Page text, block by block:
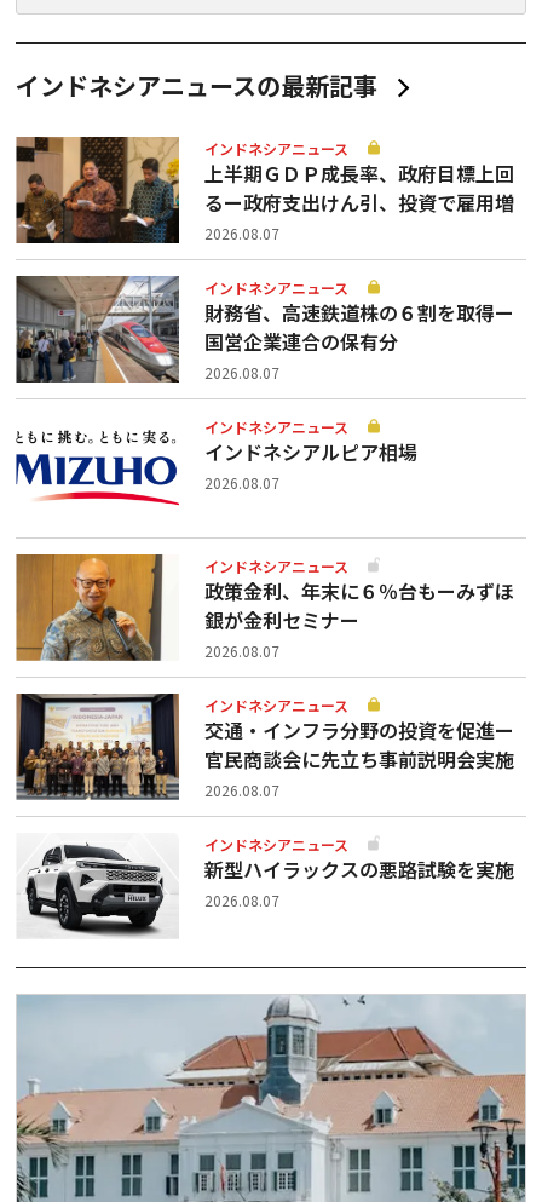
インドネシアニュースの最新記事
インドネシアニュース
上半期ＧＤＰ成長率、政府目標上回
るー政府支出けん引、投資で雇用増
2026.08.07
インドネシアニュース
財務省、高速鉄道株の６割を取得ー
国営企業連合の保有分
2026.08.07
インドネシアニュース
インドネシアルピア相場
2026.08.07
インドネシアニュース
政策金利、年末に６％台もーみずほ
銀が金利セミナー
2026.08.07
インドネシアニュース
交通・インフラ分野の投資を促進ー
官民商談会に先立ち事前説明会実施
2026.08.07
インドネシアニュース
新型ハイラックスの悪路試験を実施
2026.08.07